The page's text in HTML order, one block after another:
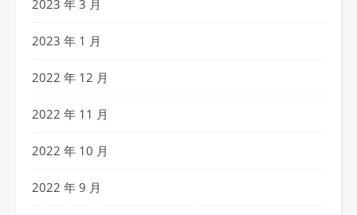
2023 年 3 月
2023 年 1 月
2022 年 12 月
2022 年 11 月
2022 年 10 月
2022 年 9 月